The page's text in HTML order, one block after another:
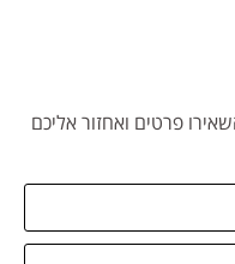
פרטים ואחזור אליכם